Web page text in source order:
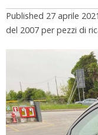
CONTATTI
Published 27 aprile 2021
del 2007 per pezzi di